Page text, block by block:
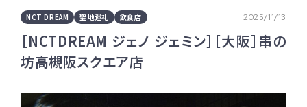
NCT DREAM 聖地巡礼 飲食店 2025/11/13
［NCTDREAM ジェノ ジェミン］［大阪］串の
坊高槻阪スクエア店